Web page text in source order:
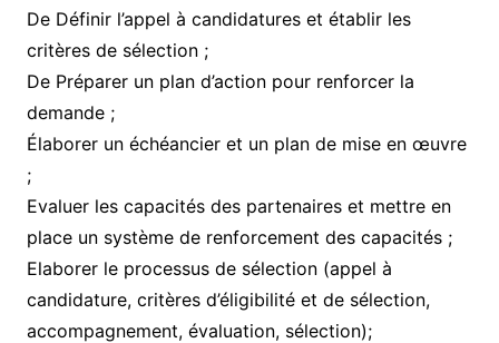
De Définir l’appel à candidatures et établir les
critères de sélection ;
De Préparer un plan d’action pour renforcer la
demande ;
Élaborer un échéancier et un plan de mise en œuvre
;
Evaluer les capacités des partenaires et mettre en
place un système de renforcement des capacités ;
Elaborer le processus de sélection (appel à
candidature, critères d’éligibilité et de sélection,
accompagnement, évaluation, sélection);